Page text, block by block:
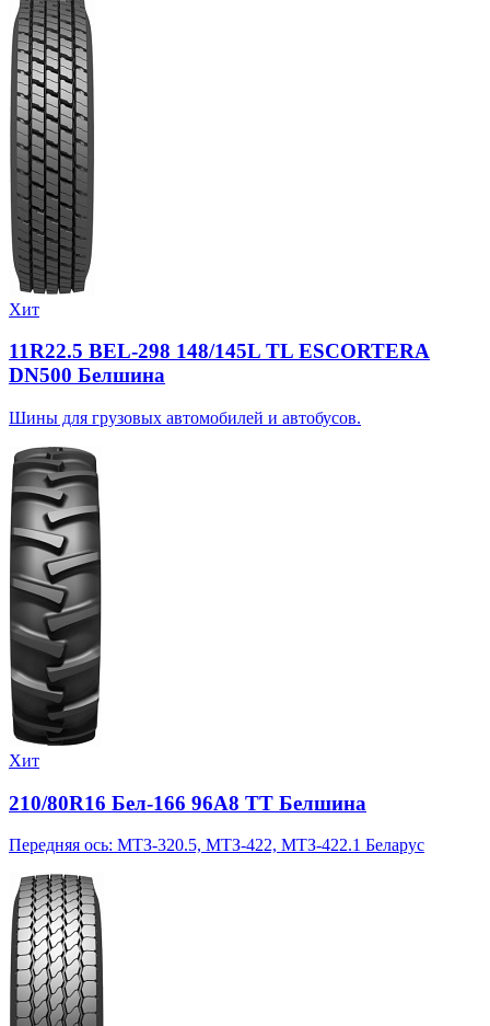
Хит
11R22.5 BEL-298 148/145L TL ESCORTERA
DN500 Белшина
Шины для грузовых автомобилей и автобусов.
Хит
210/80R16 Бел-166 96A8 TT Белшина
Передняя ось: МТЗ-320.5, МТЗ-422, МТЗ-422.1 Беларус